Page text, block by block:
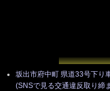
坂出市府中町 県道33号下り
(SNSで見る交通違反取り締